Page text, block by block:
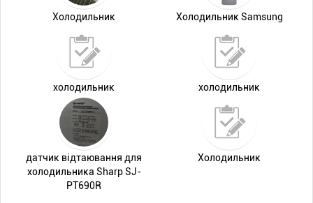
Холодильник Холодильник Samsung
холодильник холодильник
датчик відтаювання для
холодильника Sharp SJ-
PT690R
Холодильник